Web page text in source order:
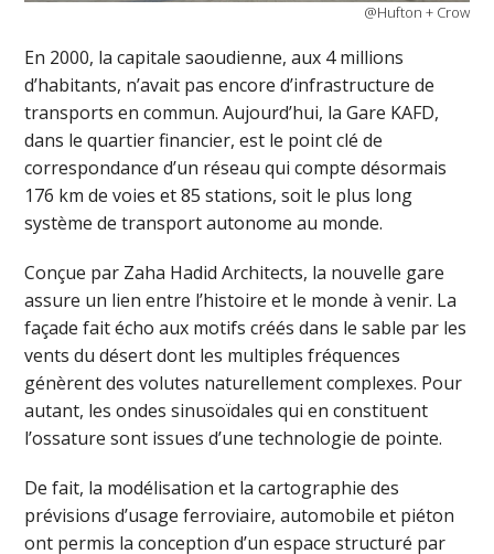
@Hufton + Crow
En 2000, la capitale saoudienne, aux 4 millions
d’habitants, n’avait pas encore d’infrastructure de
transports en commun. Aujourd’hui, la Gare KAFD,
dans le quartier financier, est le point clé de
correspondance d’un réseau qui compte désormais
176 km de voies et 85 stations, soit le plus long
système de transport autonome au monde.
Conçue par Zaha Hadid Architects, la nouvelle gare
assure un lien entre l’histoire et le monde à venir. La
façade fait écho aux motifs créés dans le sable par les
vents du désert dont les multiples fréquences
génèrent des volutes naturellement complexes. Pour
autant, les ondes sinusoïdales qui en constituent
l’ossature sont issues d’une technologie de pointe.
De fait, la modélisation et la cartographie des
prévisions d’usage ferroviaire, automobile et piéton
ont permis la conception d’un espace structuré par